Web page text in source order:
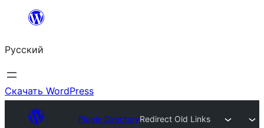
Перейти
содержимому
Русский
Скачать WordPress
Plugin DirectoryRedirect Old Links